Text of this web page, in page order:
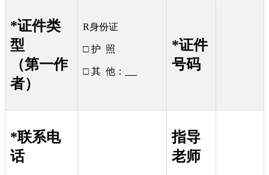
*证件类
型
（第一作
者）
R身份证
□ 护 照
□ 其 他：
*证件
号码
*联系电
话
指导
老师